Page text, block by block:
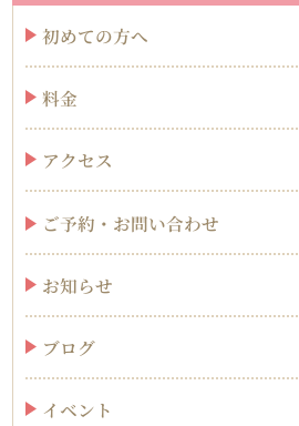
初めての方へ
料金
アクセス
ご予約・お問い合わせ
お知らせ
ブログ
イベント